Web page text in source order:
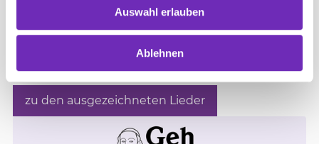
Auswahl erlauben
Ablehnen
ausgezeichnet. Die Preisverleihung fand am 350.
Todestag des Dichters, dem 27. Mai 2026, in der
Berliner Nikolaikirche statt.
zu den ausgezeichneten Lieder